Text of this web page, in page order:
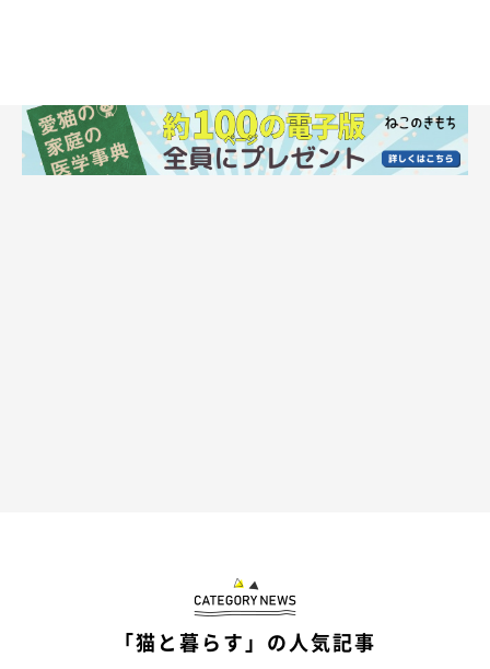
体験談1．「いないいないばあ」
ねこのきもち投稿写真ギャラリー「猫と暮らす」の人気記事